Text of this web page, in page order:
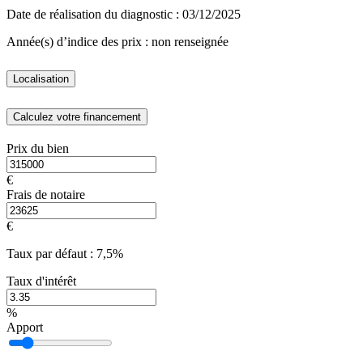
Date de réalisation du diagnostic : 03/12/2025
Année(s) d’indice des prix : non renseignée
Localisation
Calculez votre financement
Prix du bien
€
Frais de notaire
€
Taux par défaut : 7,5%
Taux d'intérêt
%
Apport